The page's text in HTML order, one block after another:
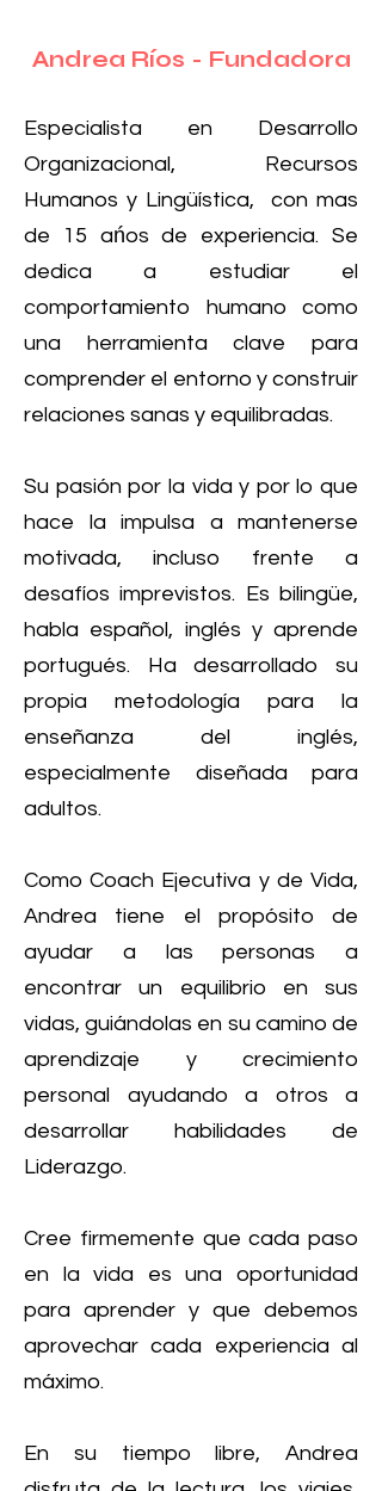
Andrea Ríos - Fundadora
Especialista en Desarrollo
Organizacional, Recursos
Humanos y Lingüística, con mas
de 15 ańos de experiencia. Se
dedica a estudiar el
comportamiento humano como
una herramienta clave para
comprender el entorno y construir
relaciones sanas y equilibradas.
Su pasión por la vida y por lo que
hace la impulsa a mantenerse
motivada, incluso frente a
desafíos imprevistos. Es bilingüe,
habla español, inglés y aprende
portugués. Ha desarrollado su
propia metodología para la
enseñanza del inglés,
especialmente diseñada para
adultos.
Como Coach Ejecutiva y de Vida,
Andrea tiene el propósito de
ayudar a las personas a
encontrar un equilibrio en sus
vidas, guiándolas en su camino de
aprendizaje y crecimiento
personal ayudando a otros a
desarrollar habilidades de
Liderazgo.
Cree firmemente que cada paso
en la vida es una oportunidad
para aprender y que debemos
aprovechar cada experiencia al
máximo.
En su tiempo libre, Andrea